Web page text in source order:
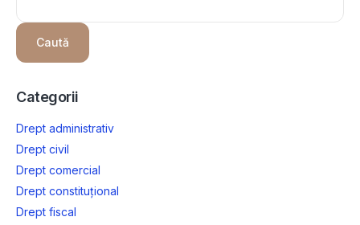
Caută
Categorii
Drept administrativ
Drept civil
Drept comercial
Drept constituțional
Drept fiscal